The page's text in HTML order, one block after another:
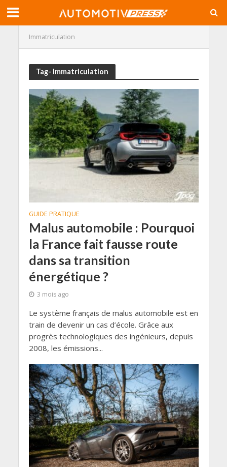
Immatriculation
Tag- Immatriculation
GUIDE PRATIQUE
Malus automobile : Pourquoi
la France fait fausse route
dans sa transition
énergétique ?
3 mois ago
Le système français de malus automobile est en
train de devenir un cas d’école. Grâce aux
progrès technologiques des ingénieurs, depuis
2008, les émissions...